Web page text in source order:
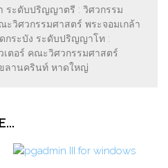
ระดับปริญญาตรี : วิศวกรรม
วิศวกรรมศาสตร์ พระจอมเกล้า
กระบัง ระดับปริญญาโท :
เตอร์ คณะวิศวกรรมศาสตร์
ลานครินท์ หาดใหญ่